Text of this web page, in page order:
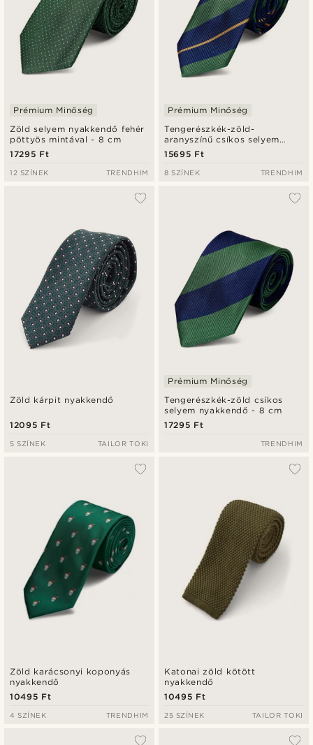
Zöld selyem nyakkendő fehér
pöttyös mintával - 8 cm
Prémium Minőség
17295 Ft
12 SZÍNEK TRENDHIM
Tengerészkék-zöld-
aranyszínű csíkos selyem
nyakkendő - 6 cm
Prémium Minőség
15695 Ft
8 SZÍNEK TRENDHIM
Zöld kárpit nyakkendő
12095 Ft
5 SZÍNEK TAILOR TOKI
Tengerészkék-zöld csíkos
selyem nyakkendő - 8 cm
Prémium Minőség
17295 Ft
TRENDHIM
Zöld karácsonyi koponyás
nyakkendő
10495 Ft
4 SZÍNEK TRENDHIM
Katonai zöld kötött
nyakkendő
10495 Ft
25 SZÍNEK TAILOR TOKI